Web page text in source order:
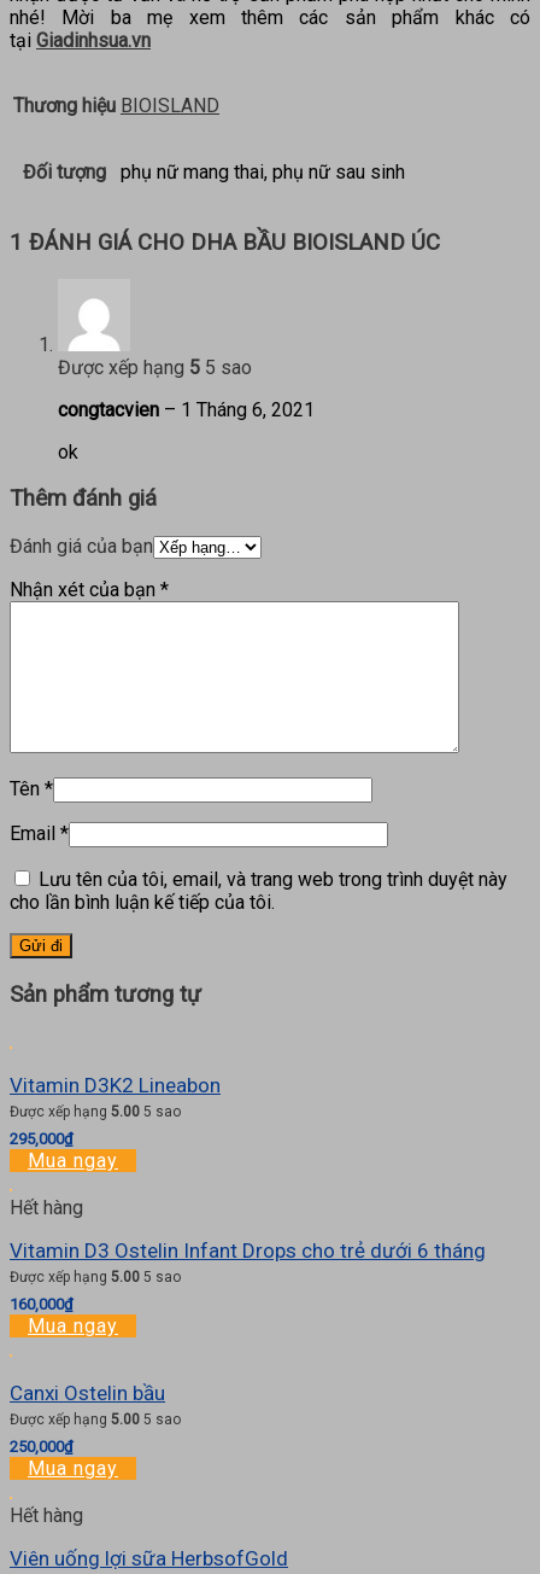
nhé! Mời ba mẹ xem thêm các sản phẩm khác có
tại Giadinhsua.vn
Thương hiệu BIOISLAND
Đối tượng phụ nữ mang thai, phụ nữ sau sinh
1 ĐÁNH GIÁ CHO DHA BẦU BIOISLAND ÚC
Được xếp hạng 5 5 sao
congtacvien – 1 Tháng 6, 2021
ok
Thêm đánh giá
Đánh giá của bạn
Nhận xét của bạn *
Tên *
Email *
Lưu tên của tôi, email, và trang web trong trình duyệt này
cho lần bình luận kế tiếp của tôi.
Sản phẩm tương tự
Vitamin D3K2 Lineabon
Được xếp hạng 5.00 5 sao
295,000₫
Mua ngay
Hết hàng
Vitamin D3 Ostelin Infant Drops cho trẻ dưới 6 tháng
Được xếp hạng 5.00 5 sao
160,000₫
Mua ngay
Canxi Ostelin bầu
Được xếp hạng 5.00 5 sao
250,000₫
Mua ngay
Hết hàng
Viên uống lợi sữa HerbsofGold